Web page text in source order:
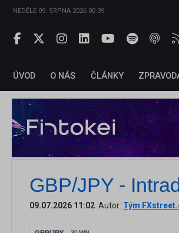
NEDĚLE 09. SRPNA 2026 00:39
ÚVOD O NÁS ČLÁNKY
GBP/JPY -
09.07.2026 11:02 Autor: Tým